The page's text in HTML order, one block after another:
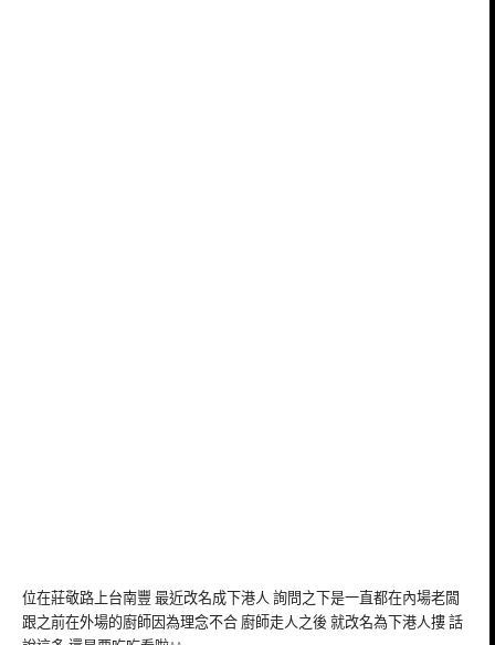
位在莊敬路上台南豐 最近改名成下港人 詢問之下是一直都在內場老闆
跟之前在外場的廚師因為理念不合 廚師走人之後 就改名為下港人摟 話